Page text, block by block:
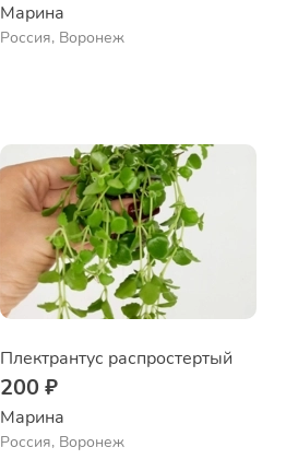
Марина
Россия, Воронеж
Плектрантус распростертый
200 ₽
Марина
Россия, Воронеж